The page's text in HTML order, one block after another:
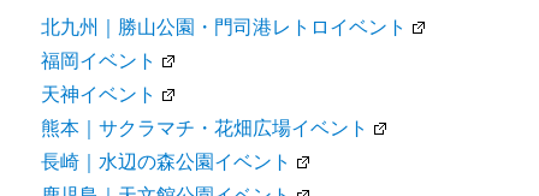
北九州｜勝山公園・門司港レトロイベント
福岡イベント
天神イベント
熊本｜サクラマチ・花畑広場イベント
長崎｜水辺の森公園イベント